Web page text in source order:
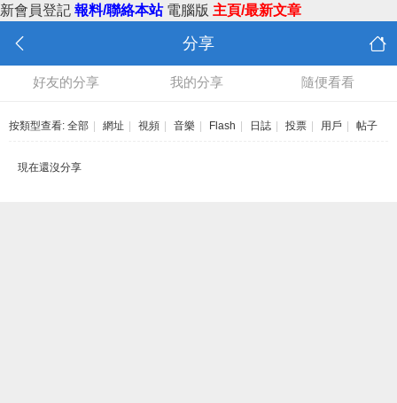
新會員登記 報料/聯絡本站 電腦版 主頁/最新文章
分享
好友的分享 我的分享 隨便看看
按類型查看: 全部 網址 視頻 音樂 Flash 日誌 投票 用戶 帖子
現在還沒分享